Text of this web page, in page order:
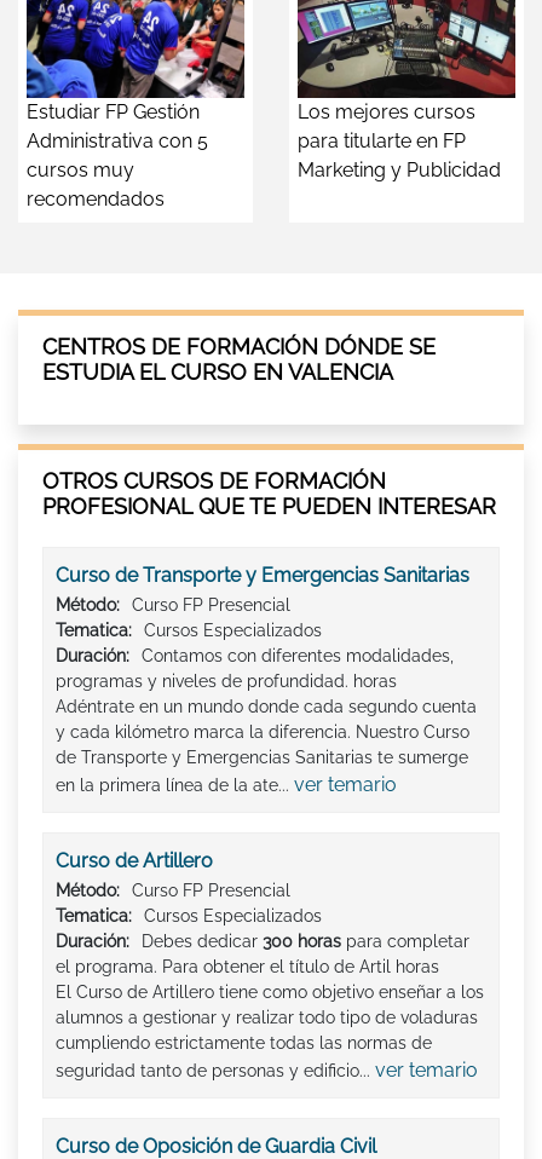
Estudiar FP Gestión
Administrativa con 5
cursos muy
recomendados
Los mejores cursos
para titularte en FP
Marketing y Publicidad
CENTROS DE FORMACIÓN DÓNDE SE
ESTUDIA EL CURSO EN VALENCIA
OTROS CURSOS DE FORMACIÓN
PROFESIONAL QUE TE PUEDEN INTERESAR
Curso de Transporte y Emergencias Sanitarias
Método:
Curso FP Presencial
Tematica:
Cursos Especializados
Duración:
Contamos con diferentes modalidades,
programas y niveles de profundidad. horas
Adéntrate en un mundo donde cada segundo cuenta
y cada kilómetro marca la diferencia. Nuestro Curso
de Transporte y Emergencias Sanitarias te sumerge
en la primera línea de la ate... ver temario
Curso de Artillero
Método:
Curso FP Presencial
Tematica:
Cursos Especializados
Duración:
Debes dedicar 300 horas para completar
el programa. Para obtener el título de Artil horas
El Curso de Artillero tiene como objetivo enseñar a los
alumnos a gestionar y realizar todo tipo de voladuras
cumpliendo estrictamente todas las normas de
seguridad tanto de personas y edificio... ver temario
Curso de Oposición de Guardia Civil